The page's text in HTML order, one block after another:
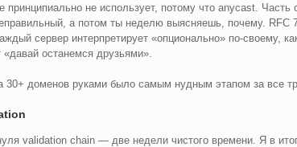
принципиально не использует, потому что anycast. Часть
а потом ты неделю выясняешь, почему. RFC
сервер интерпретирует «опционально» по-своему,
«давай останемся друзьями».
30+ доменов руками было самым нудным этапом за все
validation chain — две недели чистого времени. Я в